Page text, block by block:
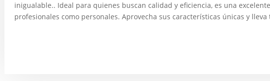
inigualable.. Ideal para quienes buscan calidad y eficiencia, es una
profesionales como personales. Aprovecha sus características únicas y